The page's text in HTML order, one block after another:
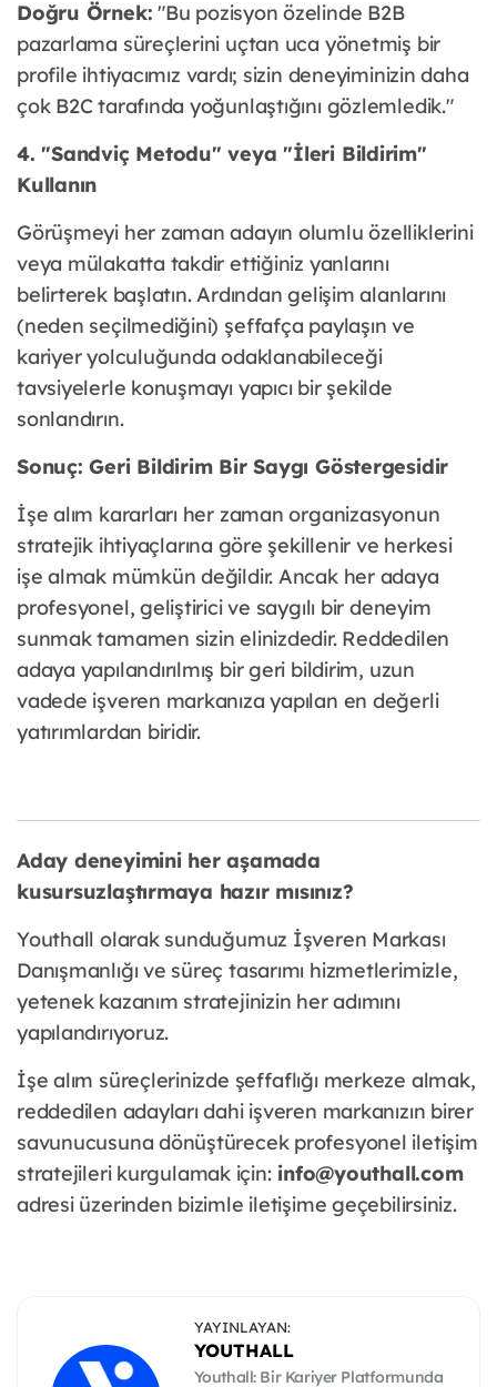
Doğru Örnek: "Bu pozisyon özelinde B2B
pazarlama süreçlerini uçtan uca yönetmiş bir
profile ihtiyacımız vardı; sizin deneyiminizin daha
çok B2C tarafında yoğunlaştığını gözlemledik."
4. "Sandviç Metodu" veya "İleri Bildirim"
Kullanın
Görüşmeyi her zaman adayın olumlu özelliklerini
veya mülakatta takdir ettiğiniz yanlarını
belirterek başlatın. Ardından gelişim alanlarını
(neden seçilmediğini) şeffafça paylaşın ve
kariyer yolculuğunda odaklanabileceği
tavsiyelerle konuşmayı yapıcı bir şekilde
sonlandırın.
Sonuç: Geri Bildirim Bir Saygı Göstergesidir
İşe alım kararları her zaman organizasyonun
stratejik ihtiyaçlarına göre şekillenir ve herkesi
işe almak mümkün değildir. Ancak her adaya
profesyonel, geliştirici ve saygılı bir deneyim
sunmak tamamen sizin elinizdedir. Reddedilen
adaya yapılandırılmış bir geri bildirim, uzun
vadede işveren markanıza yapılan en değerli
yatırımlardan biridir.
Aday deneyimini her aşamada
kusursuzlaştırmaya hazır mısınız?
Youthall olarak sunduğumuz İşveren Markası
Danışmanlığı ve süreç tasarımı hizmetlerimizle,
yetenek kazanım stratejinizin her adımını
yapılandırıyoruz.
İşe alım süreçlerinizde şeffaflığı merkeze almak,
reddedilen adayları dahi işveren markanızın birer
savunucusuna dönüştürecek profesyonel iletişim
stratejileri kurgulamak için:info@youthall.com
adresi üzerinden bizimle iletişime geçebilirsiniz.
YAYINLAYAN:
YOUTHALL
Youthall: Bir Kariyer Platformunda